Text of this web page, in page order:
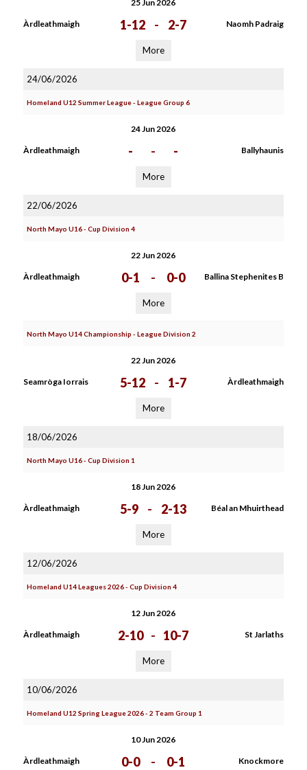
25 Jun 2026
Àrdleathmaigh 1-12 - 2-7 Naomh Padraig
More
24/06/2026
Homeland U12 Summer League - League Group 6
24 Jun 2026
Àrdleathmaigh - - - Ballyhaunis
More
22/06/2026
North Mayo U16 - Cup Division 4
22 Jun 2026
Àrdleathmaigh 0-1 - 0-0 Ballina Stephenites B
More
North Mayo U14 Championship - League Division 2
22 Jun 2026
Seamròga Iorrais 5-12 - 1-7 Àrdleathmaigh
More
18/06/2026
North Mayo U16 - Cup Division 1
18 Jun 2026
Àrdleathmaigh 5-9 - 2-13 Béal an Mhuirthead
More
12/06/2026
Homeland U14 Leagues 2026 - Cup Division 4
12 Jun 2026
Àrdleathmaigh 2-10 - 10-7 St Jarlaths
More
10/06/2026
Homeland U12 Spring League 2026 - 2 Team Group 1
10 Jun 2026
Àrdleathmaigh 0-0 - 0-1 Knockmore